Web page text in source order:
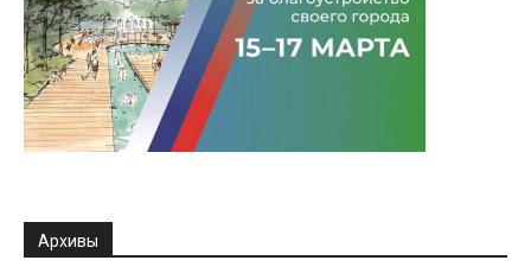
Архивы